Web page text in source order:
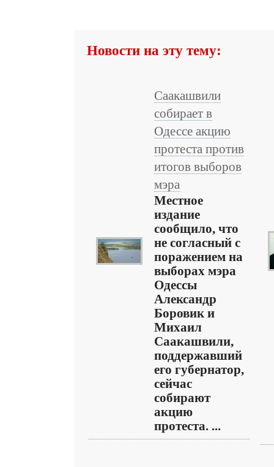
Новости на эту тему:
Саакашвили
собирает в
Одессе акцию
протеста против
итогов выборов
мэра
Местное
издание
сообщило, что
не согласный с
поражением на
выборах мэра
Одессы
Александр
Боровик и
Михаил
Саакашвили,
поддержавший
его губернатор,
сейчас
собирают
акцию
протеста. ...